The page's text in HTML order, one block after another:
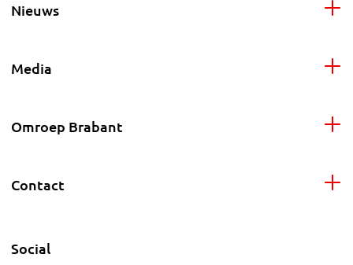
Nieuws
Media
Omroep Brabant
Contact
Social